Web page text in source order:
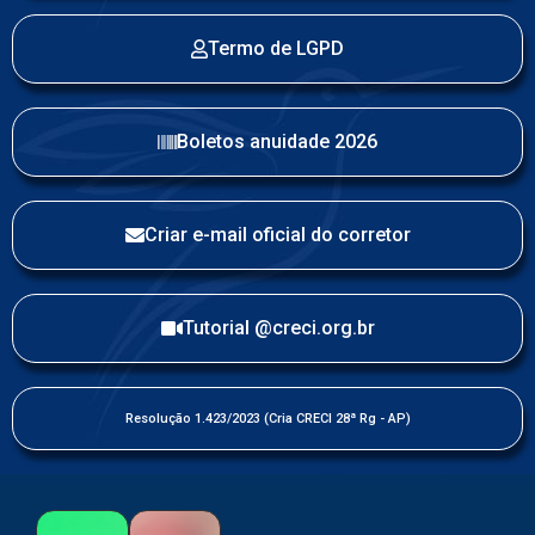
Termo de LGPD
Boletos anuidade 2026
Criar e-mail oficial do corretor
Tutorial @creci.org.br
Resolução 1.423/2023 (Cria CRECI 28ª Rg - AP)